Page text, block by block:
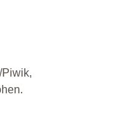
Piwik,